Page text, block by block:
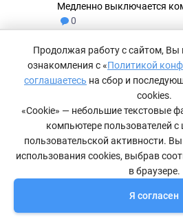
Медленно выключается
0
Не удаляются файлы с
Как сделать невидимую
Компьютер не видит
Продолжая работу с сайтом, Вы
ознакомления с «Политикой
соглашаетесь на сбор и
cookies.
«Cookie» — небольшие текстовые
компьютере пользователей
пользовательской активности.
использования cookies, выбрав
в браузере.
Я согласен